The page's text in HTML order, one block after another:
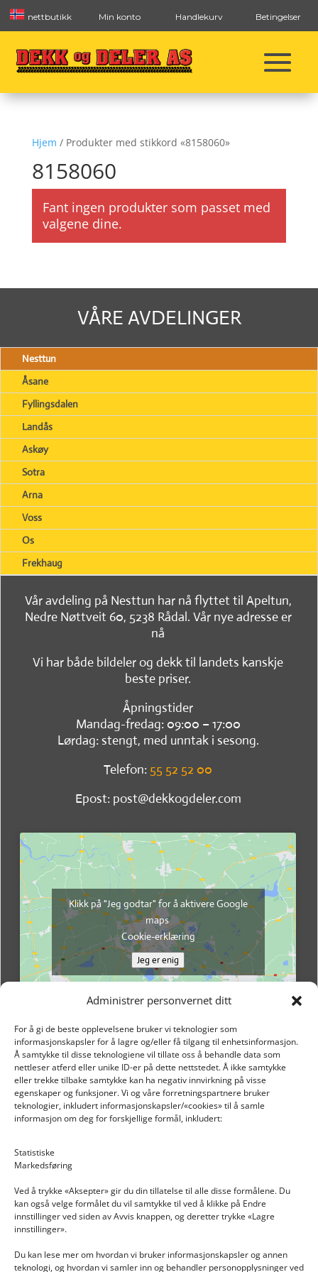
Administrer personvernet ditt
For å gi de beste opplevelsene bruker vi teknologier som
informasjonskapsler for å lagre og/eller få tilgang til enhetsinformasjon.
Å samtykke til disse teknologiene vil tillate oss å behandle data som
nettleser atferd eller unike ID-er på dette nettstedet. Å ikke samtykke
eller trekke tilbake samtykke kan ha negativ innvirkning på visse
egenskaper og funksjoner. Vi og våre forretningspartnere bruker
teknologier, inkludert informasjonskapsler/«cookies» til å samle
informasjon om deg for forskjellige formål, inkludert:
Statistiske
Markedsføring
Ved å trykke «Aksepter» gir du din tillatelse til alle disse formålene. Du
kan også velge formålet du vil samtykke til ved å klikke på Endre
innstillinger ved siden av Avvis knappen, og deretter trykke «Lagre
innstillinger».
Du kan lese mer om hvordan vi bruker informasjonskapsler og annen
teknologi, og hvordan vi samler inn og behandler personopplysninger ved
nettbutikk Min konto Handlekurv Betingelser
Hjem / Produkter med stikkord «8158060»
8158060
Fant ingen produkter som passet med
valgene dine.
VÅRE AVDELINGER
Nesttun
Åsane
Fyllingsdalen
Landås
Askøy
Sotra
Arna
Voss
Os
Frekhaug
Vår avdeling på Nesttun har nå flyttet til Apeltun,
Nedre Nøttveit 60, 5238 Rådal. Vår nye adresse er
nå
Vi har både bildeler og dekk til landets kanskje
beste priser.
Åpningstider
Mandag-fredag: 09:00 – 17:00
Lørdag: stengt, med unntak i sesong.
Telefon: 55 52 52 00
Epost: post@dekkogdeler.com
Klikk på "Jeg godtar" for å aktivere Google
maps
Cookie-erklæring
Jeg er enig
INFORMASJON